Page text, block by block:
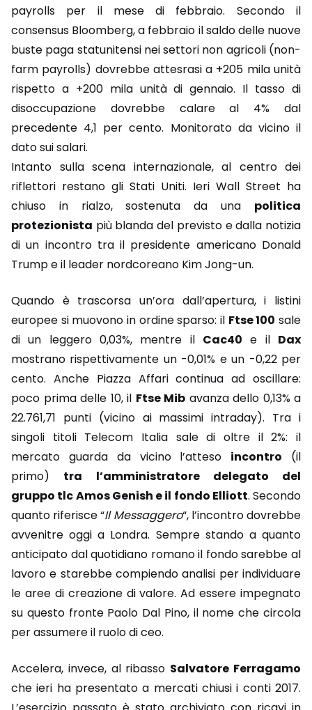
payrolls per il mese di febbraio. Secondo il
consensus Bloomberg, a febbraio il saldo delle nuove
buste paga statunitensi nei settori non agricoli (non-
farm payrolls) dovrebbe attesrasi a +205 mila unità
rispetto a +200 mila unità di gennaio. Il tasso di
disoccupazione dovrebbe calare al 4% dal
precedente 4,1 per cento. Monitorato da vicino il
dato sui salari.
Intanto sulla scena internazionale, al centro dei
riflettori restano gli Stati Uniti. Ieri Wall Street ha
chiuso in rialzo, sostenuta da una politica
protezionista più blanda del previsto e dalla notizia
di un incontro tra il presidente americano Donald
Trump e il leader nordcoreano Kim Jong-un.
Quando è trascorsa un’ora dall’apertura, i listini
europee si muovono in ordine sparso: il Ftse 100 sale
di un leggero 0,03%, mentre il Cac40 e il Dax
mostrano rispettivamente un -0,01% e un -0,22 per
cento. Anche Piazza Affari continua ad oscillare:
poco prima delle 10, il Ftse Mib avanza dello 0,13% a
22.761,71 punti (vicino ai massimi intraday). Tra i
singoli titoli Telecom Italia sale di oltre il 2%: il
mercato guarda da vicino l’atteso incontro (il
primo) tra l’amministratore delegato del
gruppo tlc Amos Genish e il fondo Elliott. Secondo
quanto riferisce “Il Messaggero“, l’incontro dovrebbe
avvenitre oggi a Londra. Sempre stando a quanto
anticipato dal quotidiano romano il fondo sarebbe al
lavoro e starebbe compiendo analisi per individuare
le aree di creazione di valore. Ad essere impegnato
su questo fronte Paolo Dal Pino, il nome che circola
per assumere il ruolo di ceo.
Accelera, invece, al ribasso Salvatore Ferragamo
che ieri ha presentato a mercati chiusi i conti 2017.